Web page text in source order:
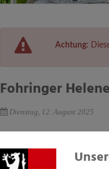
Achtung:
Fohringer
Dienstag, 12. August 2025